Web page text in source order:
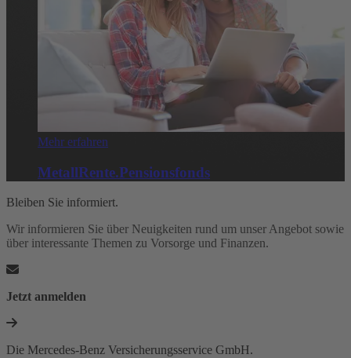
Mehr erfahren
MetallRente.Pensionsfonds
Bleiben Sie informiert.
Wir informieren Sie über Neuigkeiten rund um unser Angebot sowie
über interessante Themen zu Vorsorge und Finanzen.
Jetzt anmelden
Die Mercedes-Benz Versicherungsservice GmbH.